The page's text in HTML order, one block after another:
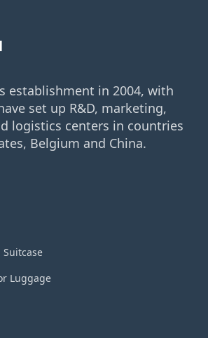
establishment in 2004, with
set up R&D, marketing,
logistics centers in countries
Belgium and China.
Suitcase
Luggage